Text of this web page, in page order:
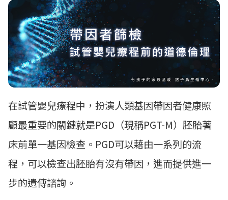
在試管嬰兒療程中，扮演人類基因帶因者健康照
顧最重要的關鍵就是PGD（現稱PGT-M）胚胎著
床前單一基因檢查。PGD可以藉由一系列的流
程，可以檢查出胚胎有沒有帶因，進而提供進一
步的遺傳諮詢。